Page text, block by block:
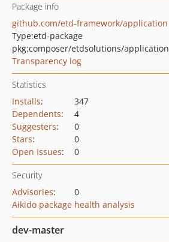
Package info
github.com/etd-framework/application
Type:etd-package
pkg:composer/etdsolutions/application
Transparency log
Statistics
Installs:
347
Dependents:
4
Suggesters:
0
Stars:
0
Open Issues: 0
Security
Advisories:
0
Aikido package health analysis
dev-master